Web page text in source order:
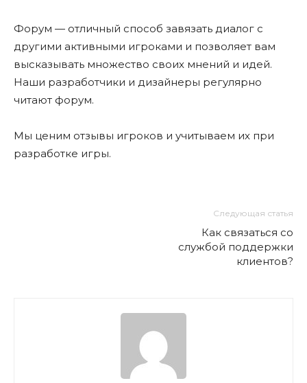
Форум — отличный способ завязать диалог с
другими активными игроками и позволяет вам
высказывать множество своих мнений и идей.
Наши разработчики и дизайнеры регулярно
читают форум.
Мы ценим отзывы игроков и учитываем их при
разработке игры.
Следующая статья
Как связаться со
службой поддержки
клиентов?